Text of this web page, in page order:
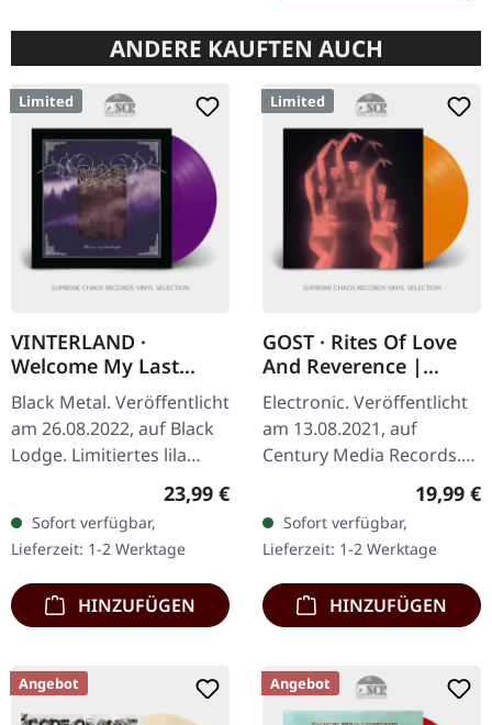
ANDERE KAUFTEN AUCH
Limited
VINTERLAND ·
Welcome My Last
Chapter | PURPLE LP
Black Metal. Veröffentlicht
am 26.08.2022, auf Black
Lodge. Limitiertes lila
Vinyl. Vinterland kehren
mit einem eindringlichen
Meisterwerk zurück,…
Regulärer Preis:
23,99 €
Sofort verfügbar,
Lieferzeit: 1-2 Werktage
HINZUFÜGEN
Limited
GOST · Rites Of Love
And Reverence |
ORANGE LP+CD
Electronic. Veröffentlicht
am 13.08.2021, auf
Century Media Records.
Schwarzes Vinyl im
Gatefold-Cover mit Album
auf CD. GOST liefert mit
"Rites Of…
19,99 €
Sofort verfügbar,
Lieferzeit: 1-2 Werktage
HINZUFÜGEN
Angebot Angebot